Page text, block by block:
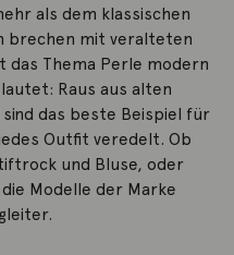
als dem klassischen
brechen mit veralteten
Thema Perle modern
Raus aus alten
das beste Beispiel für
Outfit veredelt. Ob
und Bluse, oder
Modelle der Marke